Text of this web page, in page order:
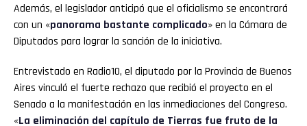
Además, el legislador anticipó que el oficialismo se encontrará
con un «panorama bastante complicado» en la Cámara de
Diputados para lograr la sanción de la iniciativa.
Entrevistado en Radio10, el diputado por la Provincia de Buenos
Aires vinculó el fuerte rechazo que recibió el proyecto en el
Senado a la manifestación en las inmediaciones del Congreso.
«La eliminación del capítulo de Tierras fue fruto de la